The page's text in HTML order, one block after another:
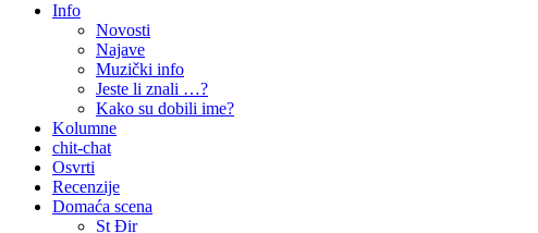
Info
Novosti
Najave
Muzički info
Jeste li znali …?
Kako su dobili ime?
Kolumne
chit-chat
Osvrti
Recenzije
Domaća scena
St Đir